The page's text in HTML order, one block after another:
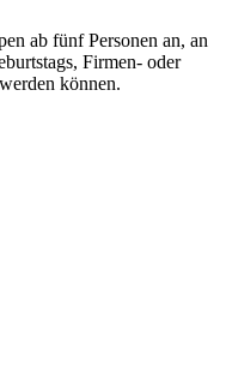
ab fünf Personen an, an
Firmen- oder
können.